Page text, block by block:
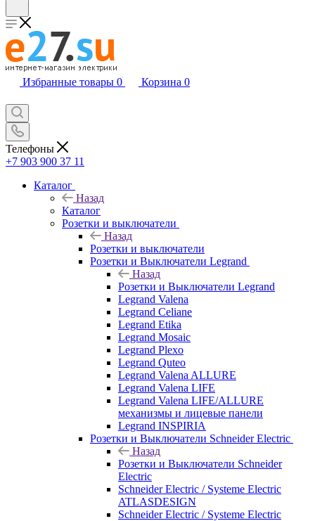
Избранные товары 0 Корзина 0
Телефоны
+7 903 900 37 11
Каталог
Назад
Каталог
Розетки и выключатели
Назад
Розетки и выключатели
Розетки и Выключатели Legrand
Назад
Розетки и Выключатели Legrand
Legrand Valena
Legrand Celiane
Legrand Etika
Legrand Mosaic
Legrand Plexo
Legrand Quteo
Legrand Valena ALLURE
Legrand Valena LIFE
Legrand Valena LIFE/ALLURE
механизмы и лицевые панели
Legrand INSPIRIA
Розетки и Выключатели Schneider Electric
Назад
Розетки и Выключатели Schneider
Electric
Schneider Electric / Systeme Electric
ATLASDESIGN
Schneider Electric / Systeme Electric